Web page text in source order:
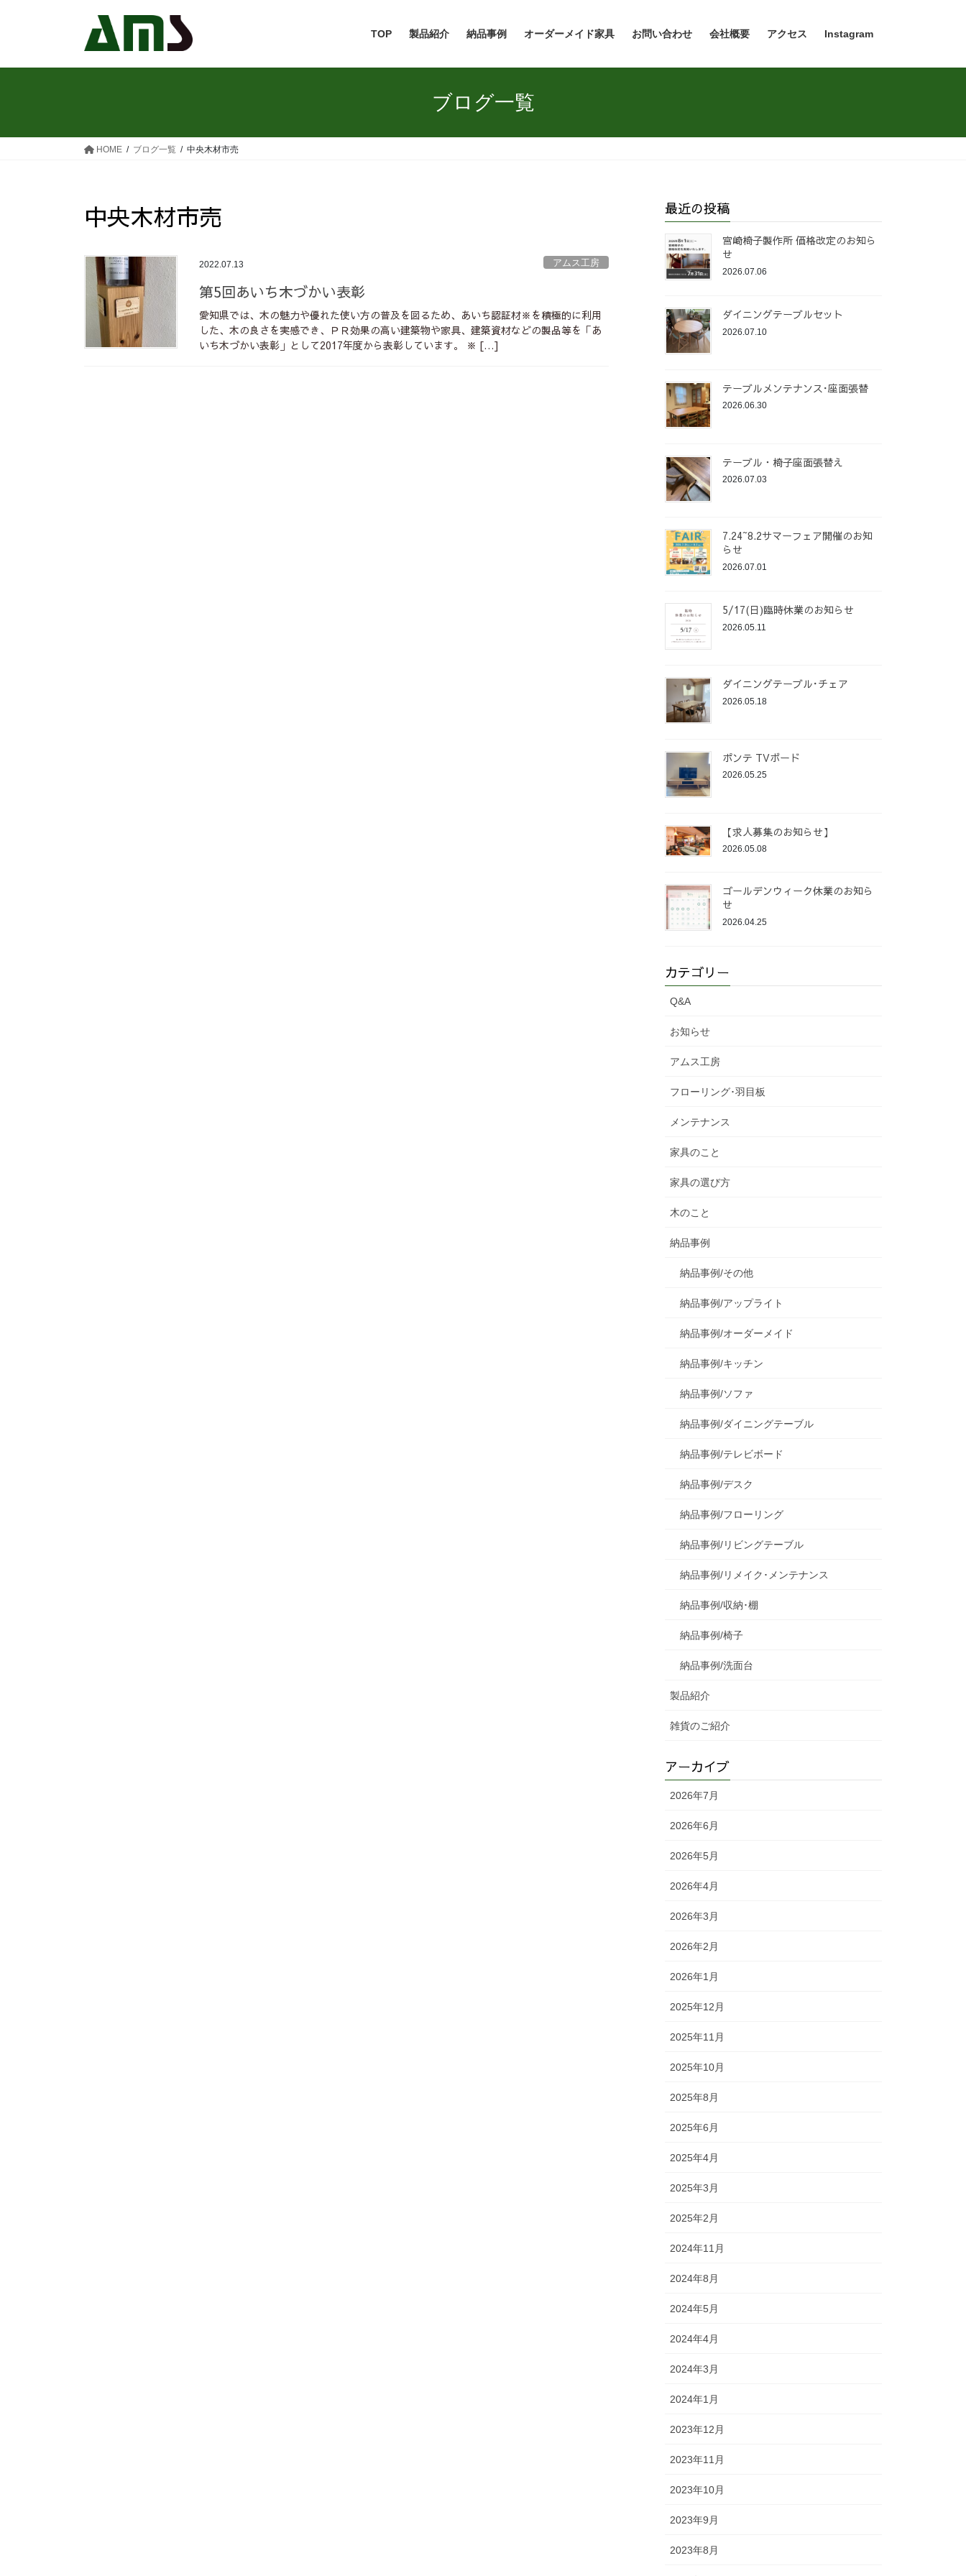
TOP 製品紹介 納品事例 オーダーメイド家具 お問い合わせ 会社概要 アクセス Instagram
ブログ一覧
HOME ブログ一覧 中央木材市売
中央木材市売
2022.07.13 アムス工房
第5回あいち木づかい表彰
愛知県では、木の魅力や優れた使い方の普及を図るため、あいち認証材※を積極的に利用
した、木の良さを実感でき、ＰＲ効果の高い建築物や家具、建築資材などの製品等を「あ
いち木づかい表彰」として2017年度から表彰しています。 ※ […]
最近の投稿
宮崎椅子製作所 価格改定のお知ら
せ
2026.07.06
ダイニングテーブルセット
2026.07.10
テーブルメンテナンス･座面張替
2026.06.30
テーブル・椅子座面張替え
2026.07.03
7.24~8.2サマーフェア開催のお知
らせ
2026.07.01
5/17(日)臨時休業のお知らせ
2026.05.11
ダイニングテーブル･チェア
2026.05.18
ポンテ TVボード
2026.05.25
【求人募集のお知らせ】
2026.05.08
ゴールデンウィーク休業のお知ら
せ
2026.04.25
カテゴリー
Q&A
お知らせ
アムス工房
フローリング･羽目板
メンテナンス
家具のこと
家具の選び方
木のこと
納品事例
納品事例/その他
納品事例/アップライト
納品事例/オーダーメイド
納品事例/キッチン
納品事例/ソファ
納品事例/ダイニングテーブル
納品事例/テレビボード
納品事例/デスク
納品事例/フローリング
納品事例/リビングテーブル
納品事例/リメイク･メンテナンス
納品事例/収納･棚
納品事例/椅子
納品事例/洗面台
製品紹介
雑貨のご紹介
アーカイブ
2026年7月
2026年6月
2026年5月
2026年4月
2026年3月
2026年2月
2026年1月
2025年12月
2025年11月
2025年10月
2025年8月
2025年6月
2025年4月
2025年3月
2025年2月
2024年11月
2024年8月
2024年5月
2024年4月
2024年3月
2024年1月
2023年12月
2023年11月
2023年10月
2023年9月
2023年8月